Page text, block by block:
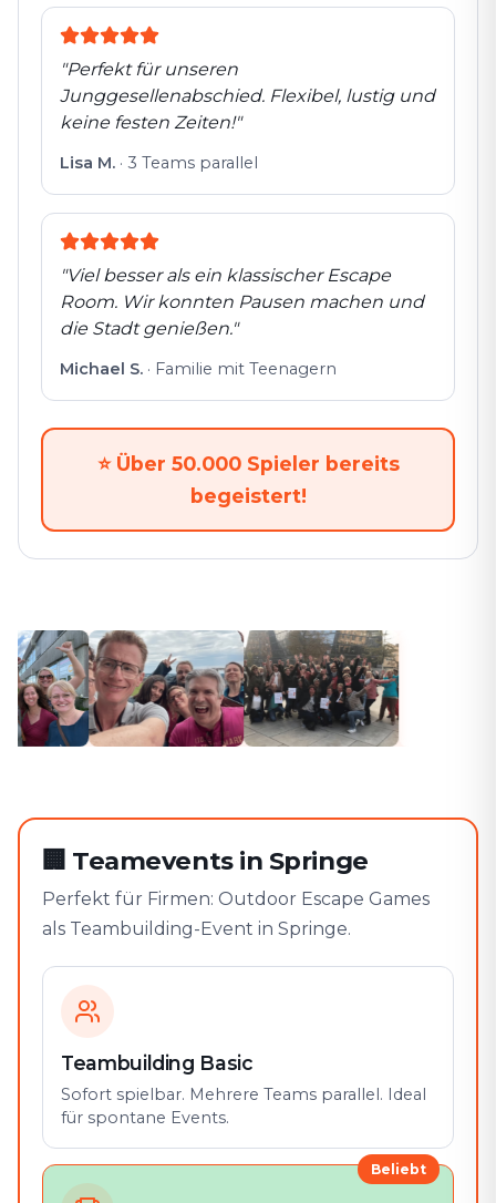
"Perfekt für unseren
Junggesellenabschied. Flexibel, lustig und
keine festen Zeiten!"
Lisa M. · 3 Teams parallel
"Viel besser als ein klassischer Escape
Room. Wir konnten Pausen machen und
die Stadt genießen."
Michael S. · Familie mit Teenagern
⭐ Über 50.000 Spieler bereits
begeistert!
🏢 Teamevents in Springe
Perfekt für Firmen: Outdoor Escape Games
als Teambuilding-Event in Springe.
Teambuilding Basic
Sofort spielbar. Mehrere Teams parallel. Ideal
für spontane Events.
Beliebt